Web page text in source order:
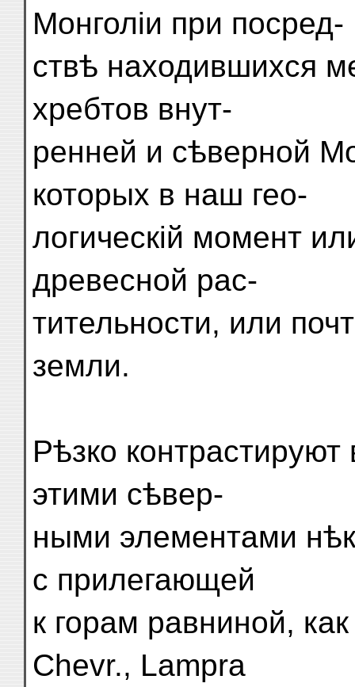
Монголіи при посред-
ствѣ находившихся
хребтов внут-
ренней и сѣверной
которых в наш гео-
логическій момент
древесной рас-
тительности, или
земли.
Рѣзко
этими сѣвер-
ными элементами
с прилегающей
к горам равниной,
Chevr., Lampra